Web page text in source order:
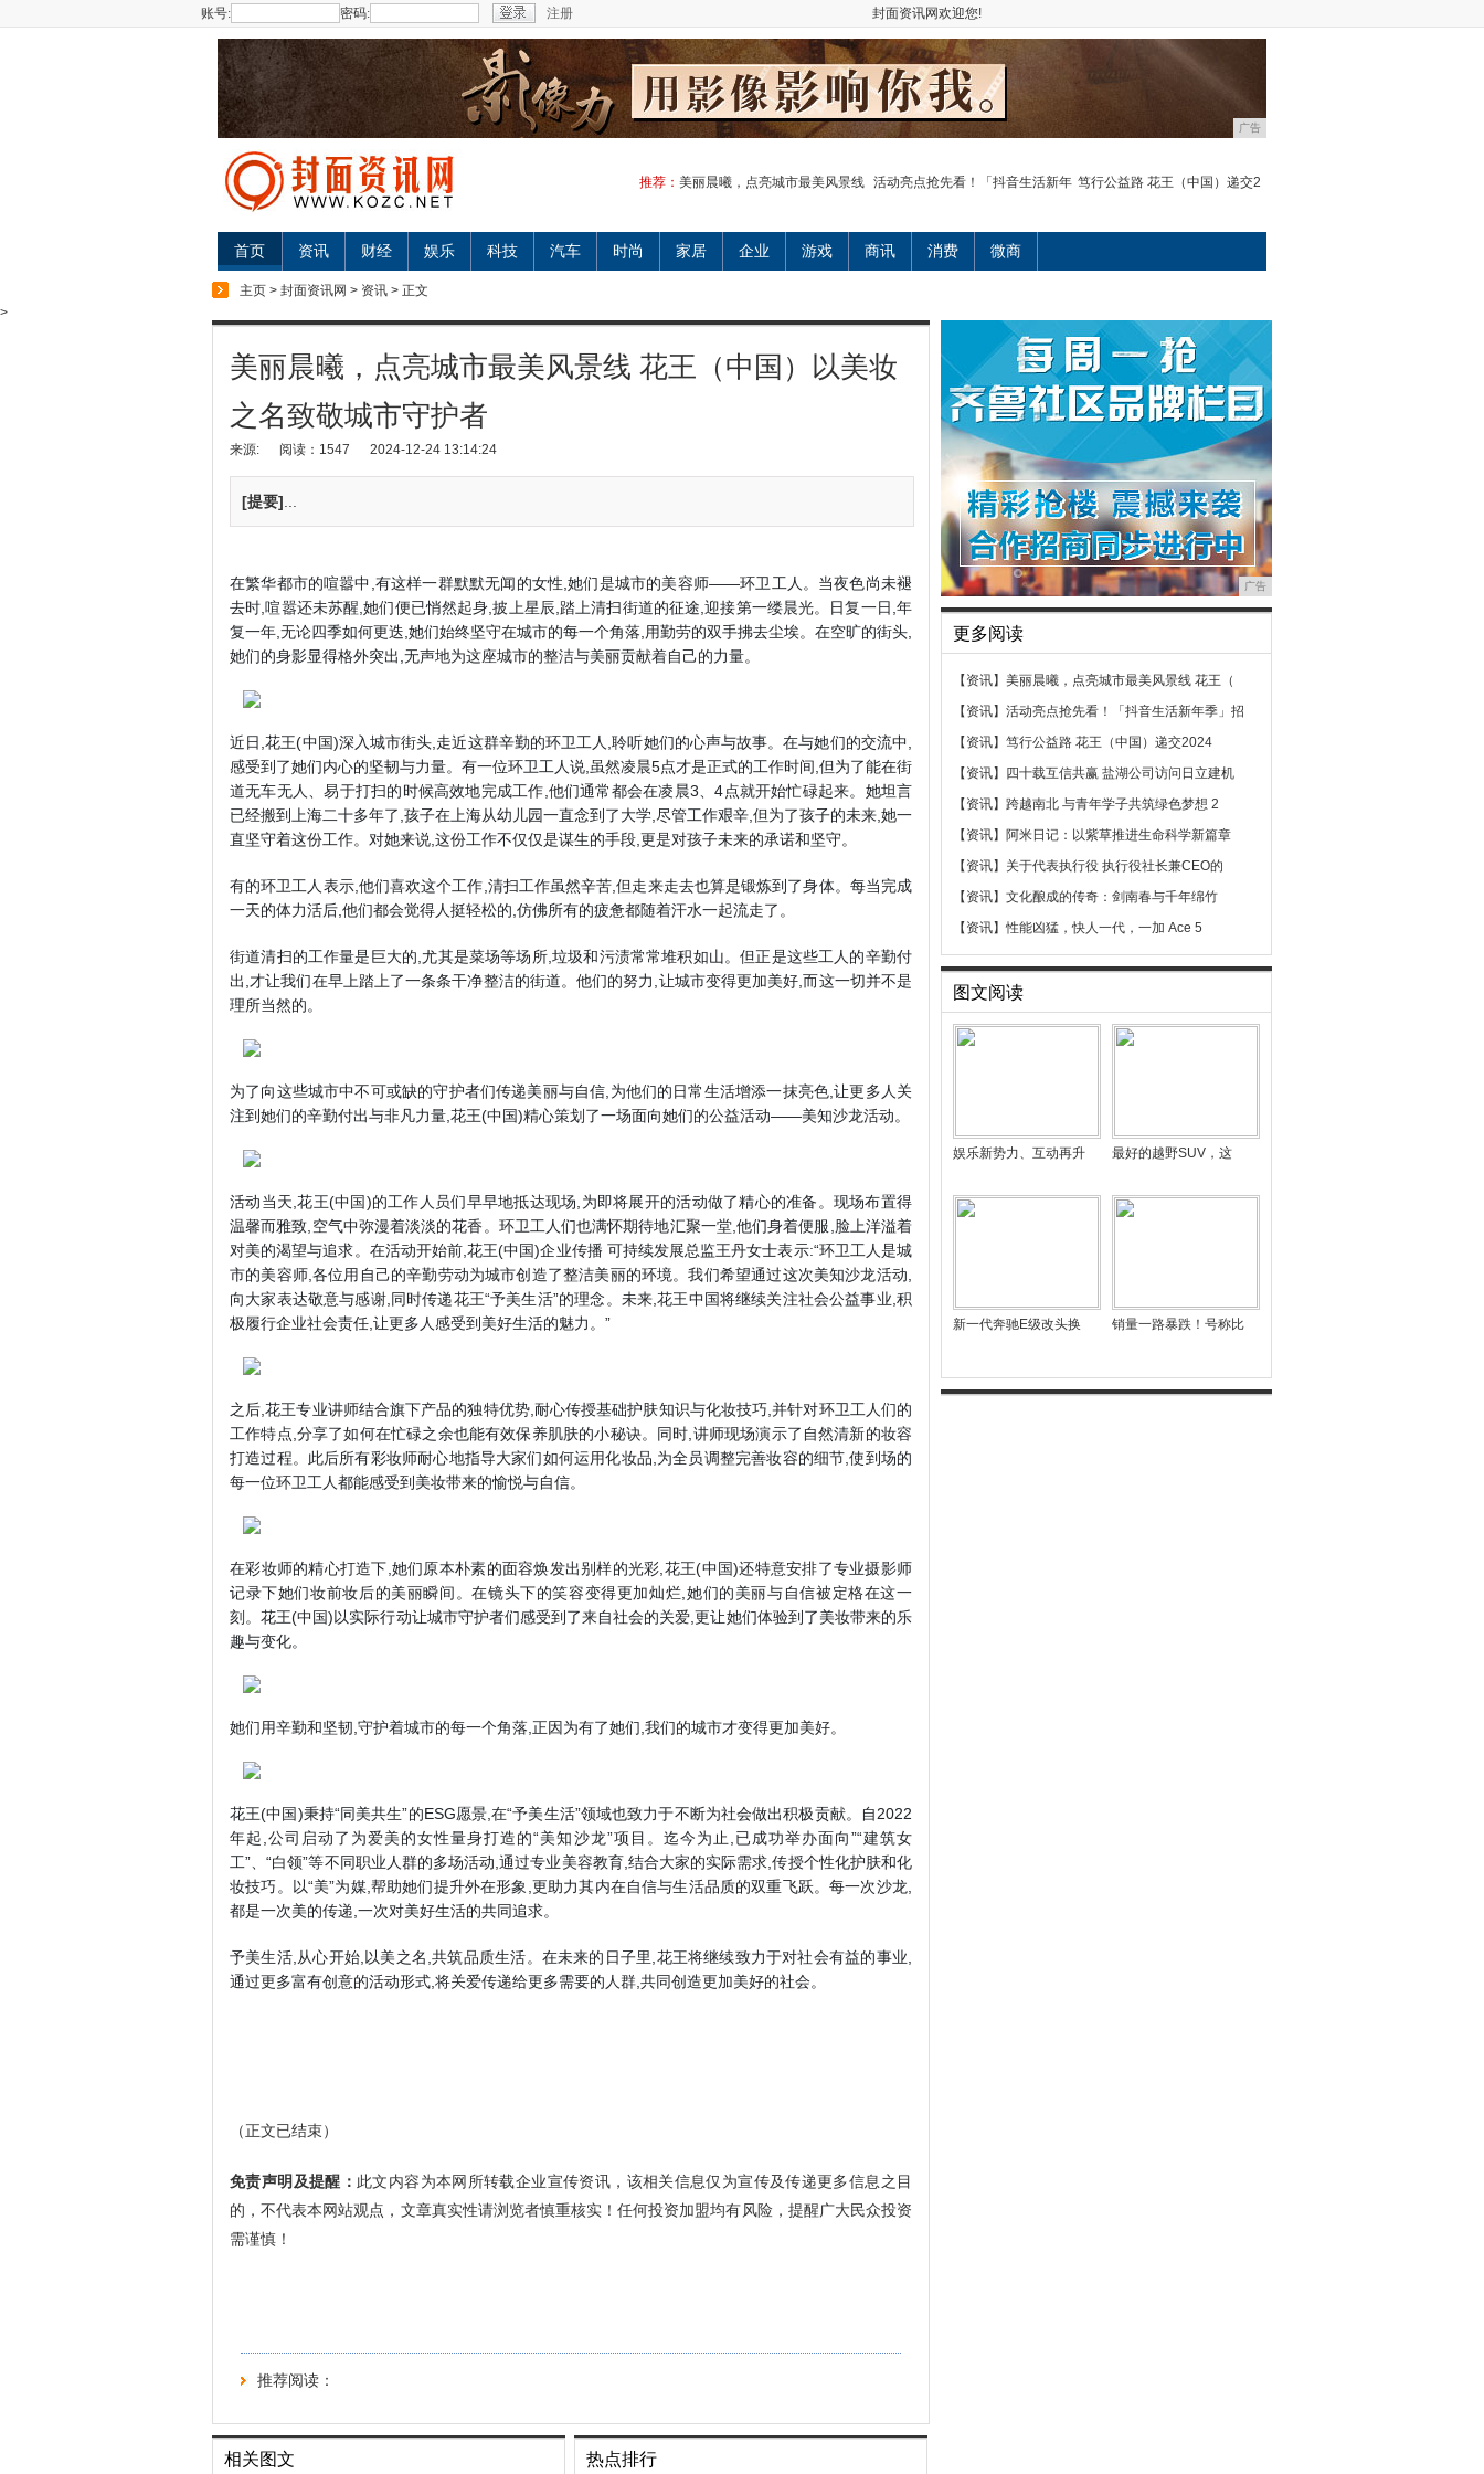
账号: 密码: 注册 封面资讯网欢迎您!
广告
推荐： 美丽晨曦，点亮城市最美风景线 活动亮点抢先看！「抖音生活新年 笃行公益路 花王（中国）递交2
首页 资讯 财经 娱乐 科技 汽车 时尚 家居 企业 游戏 商讯 消费 微商
主页 > 封面资讯网 > 资讯 > 正文
>
美丽晨曦，点亮城市最美风景线 花王（中国）以美妆
之名致敬城市守护者
来源: 阅读：1547 2024-12-24 13:14:24
[提要]
在繁华都市的喧嚣中,有这样一群默默无闻的女性,她们是城市的美容师——环卫工人。当夜色尚未褪
去时,喧嚣还未苏醒,她们便已悄然起身,披上星辰,踏上清扫街道的征途,迎接第一缕晨光。日复一日,年
复一年,无论四季如何更迭,她们始终坚守在城市的每一个角落,用勤劳的双手拂去尘埃。在空旷的街头,
她们的身影显得格外突出,无声地为这座城市的整洁与美丽贡献着自己的力量。
近日,花王(中国)深入城市街头,走近这群辛勤的环卫工人,聆听她们的心声与故事。在与她们的交流中,
感受到了她们内心的坚韧与力量。有一位环卫工人说,虽然凌晨5点才是正式的工作时间,但为了能在街
道无车无人、易于打扫的时候高效地完成工作,他们通常都会在凌晨3、4点就开始忙碌起来。她坦言
已经搬到上海二十多年了,孩子在上海从幼儿园一直念到了大学,尽管工作艰辛,但为了孩子的未来,她一
直坚守着这份工作。对她来说,这份工作不仅仅是谋生的手段,更是对孩子未来的承诺和坚守。
有的环卫工人表示,他们喜欢这个工作,清扫工作虽然辛苦,但走来走去也算是锻炼到了身体。每当完成
一天的体力活后,他们都会觉得人挺轻松的,仿佛所有的疲惫都随着汗水一起流走了。
街道清扫的工作量是巨大的,尤其是菜场等场所,垃圾和污渍常常堆积如山。但正是这些工人的辛勤付
出,才让我们在早上踏上了一条条干净整洁的街道。他们的努力,让城市变得更加美好,而这一切并不是
理所当然的。
为了向这些城市中不可或缺的守护者们传递美丽与自信,为他们的日常生活增添一抹亮色,让更多人关
注到她们的辛勤付出与非凡力量,花王(中国)精心策划了一场面向她们的公益活动——美知沙龙活动。
活动当天,花王(中国)的工作人员们早早地抵达现场,为即将展开的活动做了精心的准备。现场布置得
温馨而雅致,空气中弥漫着淡淡的花香。环卫工人们也满怀期待地汇聚一堂,他们身着便服,脸上洋溢着
对美的渴望与追求。在活动开始前,花王(中国)企业传播 可持续发展总监王丹女士表示:“环卫工人是城
市的美容师,各位用自己的辛勤劳动为城市创造了整洁美丽的环境。我们希望通过这次美知沙龙活动,
向大家表达敬意与感谢,同时传递花王“予美生活”的理念。未来,花王中国将继续关注社会公益事业,积
极履行企业社会责任,让更多人感受到美好生活的魅力。”
之后,花王专业讲师结合旗下产品的独特优势,耐心传授基础护肤知识与化妆技巧,并针对环卫工人们的
工作特点,分享了如何在忙碌之余也能有效保养肌肤的小秘诀。同时,讲师现场演示了自然清新的妆容
打造过程。此后所有彩妆师耐心地指导大家们如何运用化妆品,为全员调整完善妆容的细节,使到场的
每一位环卫工人都能感受到美妆带来的愉悦与自信。
在彩妆师的精心打造下,她们原本朴素的面容焕发出别样的光彩,花王(中国)还特意安排了专业摄影师
记录下她们妆前妆后的美丽瞬间。在镜头下的笑容变得更加灿烂,她们的美丽与自信被定格在这一
刻。花王(中国)以实际行动让城市守护者们感受到了来自社会的关爱,更让她们体验到了美妆带来的乐
趣与变化。
她们用辛勤和坚韧,守护着城市的每一个角落,正因为有了她们,我们的城市才变得更加美好。
花王(中国)秉持“同美共生”的ESG愿景,在“予美生活”领域也致力于不断为社会做出积极贡献。自2022
年起,公司启动了为爱美的女性量身打造的“美知沙龙”项目。迄今为止,已成功举办面向”“建筑女
工”、“白领”等不同职业人群的多场活动,通过专业美容教育,结合大家的实际需求,传授个性化护肤和化
妆技巧。以“美”为媒,帮助她们提升外在形象,更助力其内在自信与生活品质的双重飞跃。每一次沙龙,
都是一次美的传递,一次对美好生活的共同追求。
予美生活,从心开始,以美之名,共筑品质生活。在未来的日子里,花王将继续致力于对社会有益的事业,
通过更多富有创意的活动形式,将关爱传递给更多需要的人群,共同创造更加美好的社会。
（正文已结束）
免责声明及提醒： 此文内容为本网所转载企业宣传资讯，该相关信息仅为宣传及传递更多信息之目
的，不代表本网站观点，文章真实性请浏览者慎重核实！任何投资加盟均有风险，提醒广大民众投资
需谨慎！
推荐阅读：
相关图文 热点排行
广告
更多阅读
【资讯】 美丽晨曦，点亮城市最美风景线 花王（
【资讯】 活动亮点抢先看！「抖音生活新年季」招
【资讯】 笃行公益路 花王（中国）递交2024
【资讯】
四十载互信共赢 盐湖公司访问日立建机
【资讯】 跨越南北 与青年学子共筑绿色梦想 2
【资讯】 阿米日记：以紫草推进生命科学新篇章
【资讯】 关于代表执行役 执行役社长兼CEO的
【资讯】 文化酿成的传奇：剑南春与千年绵竹
【资讯】性能凶猛，快人一代，一加 Ace 5
图文阅读
娱乐新势力、互动再升 最好的越野SUV，这
新一代奔驰E级改头换 销量一路暴跌！号称比